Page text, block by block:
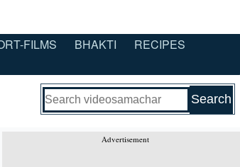
FILMS BHAKTI
RECIPES
Advertisement